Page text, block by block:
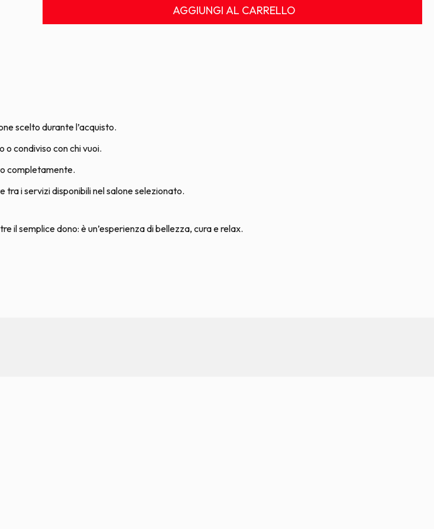
AGGIUNGI AL CARRELLO
scelto durante l’acquisto.
condiviso con chi vuoi.
completamente.
i servizi disponibili nel salone selezionato.
il semplice dono: è un’esperienza di bellezza, cura e relax.